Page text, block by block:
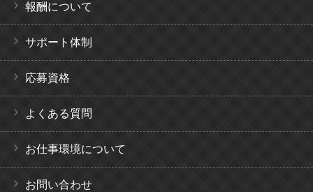
報酬について
サポート体制
応募資格
よくある質問
お仕事環境について
お問い合わせ